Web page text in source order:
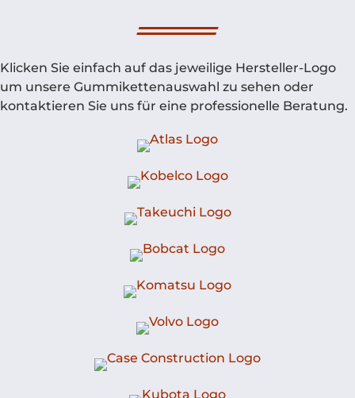
Klicken Sie einfach auf das jeweilige Hersteller-Logo
um unsere Gummikettenauswahl zu sehen oder
kontaktieren Sie uns für eine professionelle Beratung.